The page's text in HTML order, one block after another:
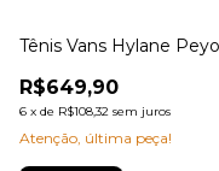
Tênis Vans Hylane
R$649,90
6 x de R$108,32 sem juros
Atenção, última peça!